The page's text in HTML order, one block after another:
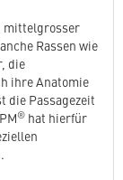
mittelgrosser
Rassen wie
die
ihre Anatomie
die Passagezeit
® hat hierfür